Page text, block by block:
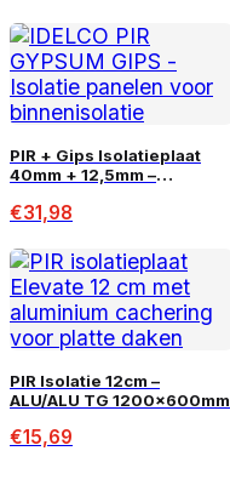
PIR + Gips Isolatieplaat
40mm + 12,5mm –
€31,98
PIR Isolatie 12cm –
ALU/ALU TG 1200x600mm
€15,69